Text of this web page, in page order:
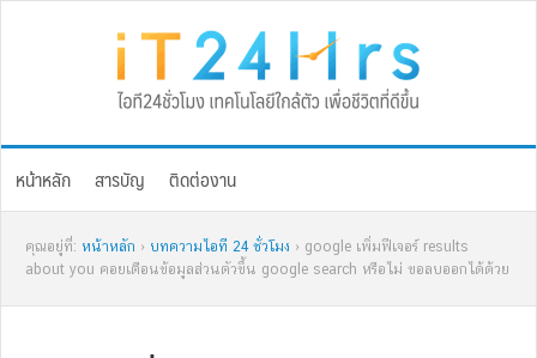
หน้าหลัก สารบัญ ติดต่องาน
คุณอยู่ที่: หน้าหลัก › บทความไอที 24 ชั่วโมง › google เพิ่มฟีเจอร์ results
about you คอยเตือนข้อมูลส่วนตัวขึ้น google search หรือไม่ ขอลบออกได้ด้วย